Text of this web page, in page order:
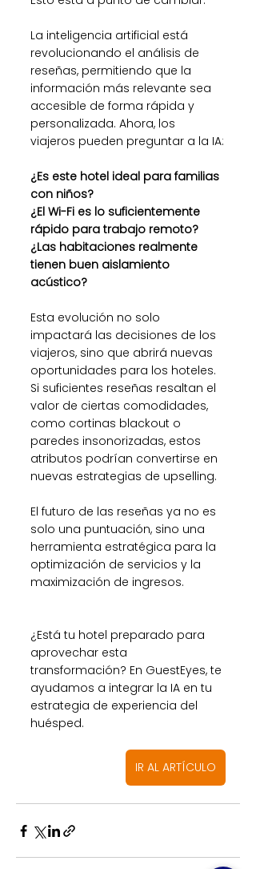
La inteligencia artificial está
revolucionando el análisis de
reseñas, permitiendo que la
información más relevante sea
accesible de forma rápida y
personalizada. Ahora, los
viajeros pueden preguntar a la IA:
¿Es este hotel ideal para familias
con niños?
¿El Wi-Fi es lo suficientemente
rápido para trabajo remoto?
¿Las habitaciones realmente
tienen buen aislamiento
acústico?
Esta evolución no solo
impactará las decisiones de los
viajeros, sino que abrirá nuevas
oportunidades para los hoteles.
Si suficientes reseñas resaltan el
valor de ciertas comodidades,
como cortinas blackout o
paredes insonorizadas, estos
atributos podrían convertirse en
nuevas estrategias de upselling.
El futuro de las reseñas ya no es
solo una puntuación, sino una
herramienta estratégica para la
optimización de servicios y la
maximización de ingresos.
¿Está tu hotel preparado para
aprovechar esta
transformación? En GuestEyes, te
ayudamos a integrar la IA en tu
estrategia de experiencia del
huésped.
IR AL ARTÍCULO